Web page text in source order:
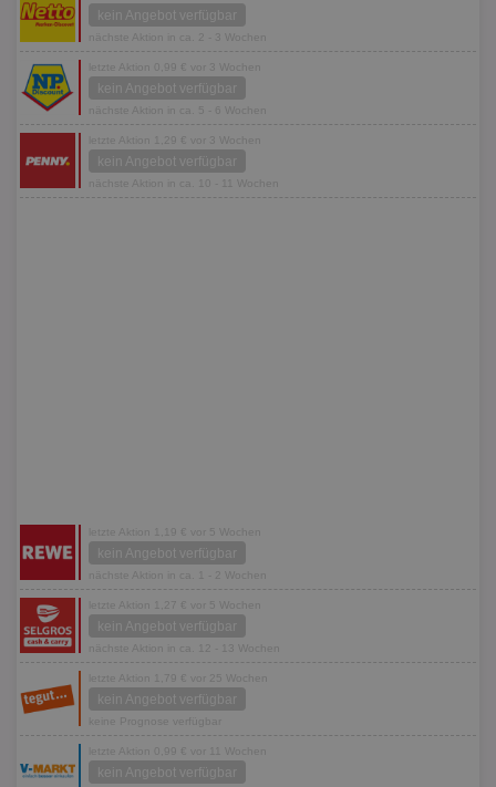
kein Angebot verfügbar
nächste Aktion in ca. 2 - 3 Wochen
letzte Aktion 0,99 € vor 3 Wochen
kein Angebot verfügbar
nächste Aktion in ca. 5 - 6 Wochen
letzte Aktion 1,29 € vor 3 Wochen
kein Angebot verfügbar
nächste Aktion in ca. 10 - 11 Wochen
letzte Aktion 1,19 € vor 5 Wochen
kein Angebot verfügbar
nächste Aktion in ca. 1 - 2 Wochen
letzte Aktion 1,27 € vor 5 Wochen
kein Angebot verfügbar
nächste Aktion in ca. 12 - 13 Wochen
letzte Aktion 1,79 € vor 25 Wochen
kein Angebot verfügbar
keine Prognose verfügbar
letzte Aktion 0,99 € vor 11 Wochen
kein Angebot verfügbar